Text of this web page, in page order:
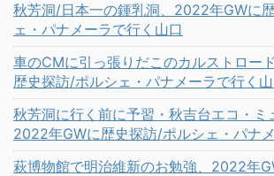
秋芳洞/日本一の鍾乳洞、2022年GWに
ェ・パナメーラで行く山口
車のCMに引っ張りだこのカルストロー
歴史探訪/ポルシェ・パナメーラで行く
秋芳洞に行く前に予習・秋吉台エコ・ミ
2022年GWに歴史探訪/ポルシェ・パナ
萩博物館で明治維新のお勉強、2022年